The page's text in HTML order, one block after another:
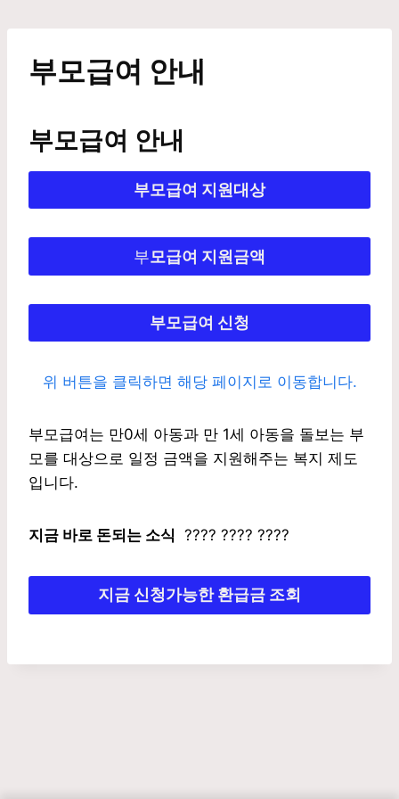
content부모급여 안내
부모급여 안내
부모급여 지원대상
부모급여 지원금액
부모급여 신청
위 버튼을 클릭하면 해당 페이지로 이동합니다.
부모급여는 만0세 아동과 만 1세 아동을 돌보는 부
모를 대상으로 일정 금액을 지원해주는 복지 제도
입니다.
지금 바로 돈되는 소식 ???? ???? ????
지금 신청가능한 환급금 조회